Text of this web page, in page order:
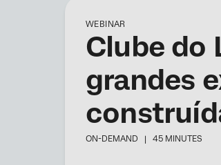
WEBINAR
Clube do
grandes
ON-DEMAND |45 MINUTES